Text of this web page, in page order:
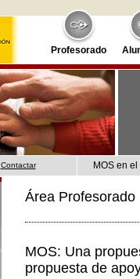
Profesorado
Contactar MOS en
Área
MOS: Una
propuesta de